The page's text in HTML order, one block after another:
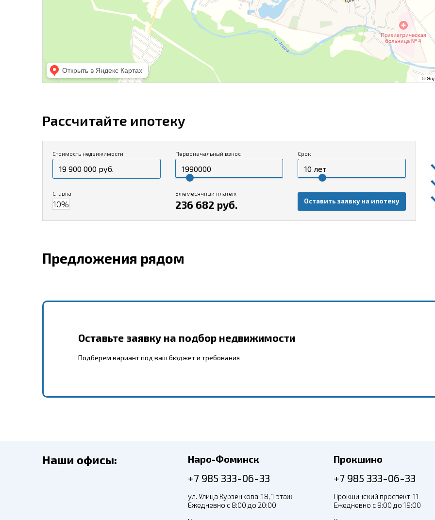
Рассчитайте ипотеку
Стоимость недвижимости Первоначальный взнос Срок
Ставка Ежемесячный платеж
236 682 руб. Оставить заявку на ипотеку
Предложения рядом
Оставьте заявку на подбор недвижимости
Подберем вариант под ваш бюджет и требования
Наши офисы: Наро-Фоминск
+7 985 333-06-33
ул. Улица Курзенкова, 18, 1 этаж
Ежедневно с 8:00 до 20:00
Прокшино
+7 985 333-06-33
Прокшинский проспект, 11
Ежедневно с 9:00 до 19:00